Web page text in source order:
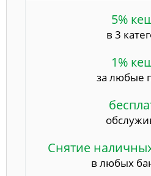
5%
в 3
1%
за любые
Снятие
в любых